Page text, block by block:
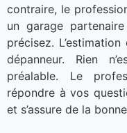
contraire, le
un garage
précisez.
dépanneur. Rien
préalable. Le
répondre à vos
et s’assure de la